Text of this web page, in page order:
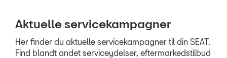
Aktuelle servicekampagner
Her finder du aktuelle servicekampagner til din SEAT.
Find blandt andet serviceydelser, eftermarkedstilbud